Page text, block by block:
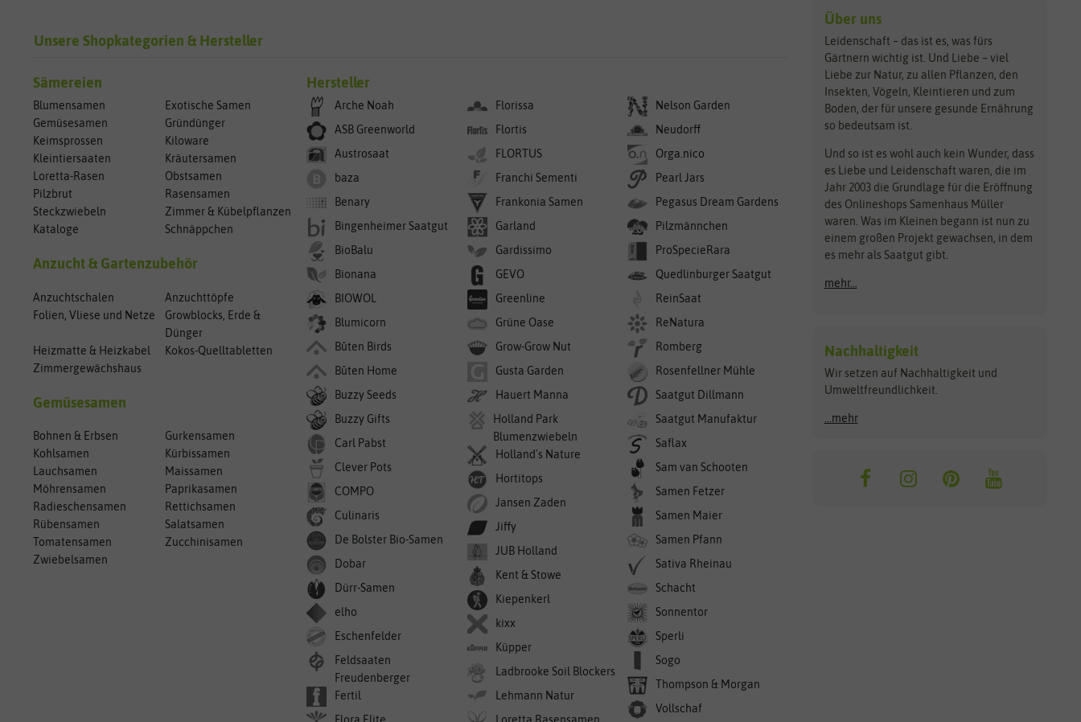
Unsere Shopkategorien & Hersteller
Sämereien
Blumensamen
Exotische Samen
Gemüsesamen
Gründünger
Keimsprossen
Kiloware
Kleintiersaaten
Kräutersamen
Loretta-Rasen
Obstsamen
Pilzbrut
Rasensamen
Steckzwiebeln
Zimmer & Kübelpflanzen
Kataloge
Schnäppchen
Anzucht & Gartenzubehör
Anzuchtschalen
Anzuchttöpfe
Folien, Vliese und Netze
Growblocks, Erde &
Dünger
Heizmatte & Heizkabel
Kokos-Quelltabletten
Zimmergewächshaus
Gemüsesamen
Bohnen & Erbsen
Gurkensamen
Kohlsamen
Kürbissamen
Lauchsamen
Maissamen
Möhrensamen
Paprikasamen
Radieschensamen
Rettichsamen
Rübensamen
Salatsamen
Tomatensamen
Zucchinisamen
Zwiebelsamen
Hersteller
Arche Noah
ASB Greenworld
Austrosaat
baza
Benary
Bingenheimer Saatgut
BioBalu
Bionana
BIOWOL
Blumicorn
Bûten Birds
Bûten Home
Buzzy Seeds
Buzzy Gifts
Carl Pabst
Clever Pots
COMPO
Culinaris
De Bolster Bio-Samen
Dobar
Dürr-Samen
elho
Eschenfelder
Feldsaaten
Freudenberger
Fertil
Florissa
Flortis
FLORTUS
Franchi Sementi
Frankonia Samen
Garland
Gardissimo
GEVO
Greenline
Grüne Oase
Grow-Grow Nut
Gusta Garden
Hauert Manna
Holland Park
Blumenzwiebeln
Holland's Nature
Hortitops
Jansen Zaden
Jiffy
JUB Holland
Kent & Stowe
Kiepenkerl
kixx
Küpper
Ladbrooke Soil Blockers
Lehmann Natur
Nelson Garden
Neudorff
Orga.nico
Pearl Jars
Pegasus Dream Gardens
Pilzmännchen
ProSpecieRara
Quedlinburger Saatgut
ReinSaat
ReNatura
Romberg
Rosenfellner Mühle
Saatgut Dillmann
Saatgut Manufaktur
Saflax
Sam van Schooten
Samen Fetzer
Samen Maier
Samen Pfann
Sativa Rheinau
Schacht
Sonnentor
Sperli
Sogo
Thompson & Morgan
Vollschaf
Über uns
Leidenschaft – das ist es, was fürs
Gärtnern wichtig ist. Und Liebe – viel
Liebe zur Natur, zu allen Pflanzen, den
Insekten, Vögeln, Kleintieren und zum
Boden, der für unsere gesunde Ernährung
so bedeutsam ist.
Und so ist es wohl auch kein Wunder, dass
es Liebe und Leidenschaft waren, die im
Jahr 2003 die Grundlage für die Eröffnung
des Onlineshops Samenhaus Müller
waren. Was im Kleinen begann ist nun zu
einem großen Projekt gewachsen, in dem
es mehr als Saatgut gibt.
mehr...
Nachhaltigkeit
Wir setzen auf Nachhaltigkeit und
Umweltfreundlichkeit.
...mehr